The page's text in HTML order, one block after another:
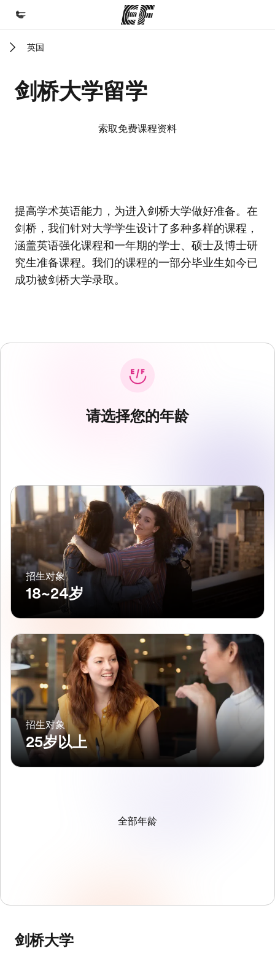
课程
企业文化
职业发展
加入我们
英国
剑桥大学留学
索取免费课程资料
提高学术英语能力，为进入剑桥大学做好准备。在
剑桥，我们针对大学学生设计了多种多样的课程，
涵盖英语强化课程和一年期的学士、硕士及博士研
究生准备课程。我们的课程的一部分毕业生如今已
成功被剑桥大学录取。
请选择您的年龄
招生对象
18~24岁
招生对象
25岁以上
全部年龄
剑桥大学